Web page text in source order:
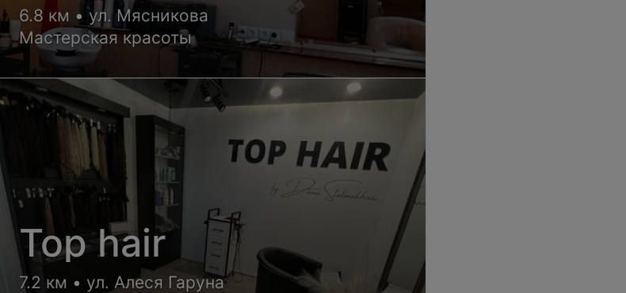
6.8 км • ул. Мясникова
Мастерская красоты
Top hair
7.2 км • ул. Алеся Гаруна